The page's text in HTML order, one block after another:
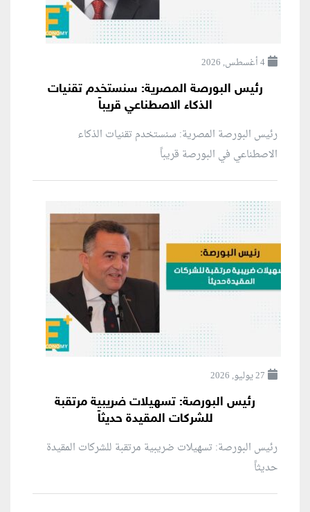
4 أغسطس, 2026
رئيس البورصة المصرية: سنستخدم تقنيات
الذكاء الاصطناعي قريباً
رئيس البورصة المصرية: سنستخدم تقنيات الذكاء
الاصطناعي في البورصة قريباً
27 يوليو, 2026
رئيس البورصة: تسهيلات ضريبية مرتقبة
للشركات المقيدة حديثاً
رئيس البورصة: تسهيلات ضريبية مرتقبة للشركات المقيدة
حديثاً